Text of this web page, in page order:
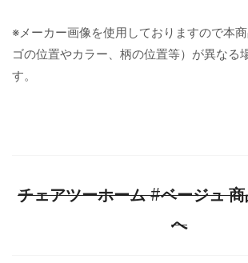
※メーカー画像を使用しておりますので本
ゴの位置やカラー、柄の位置等）が異なる
す。
チェアツーホーム #ベージュ
へ